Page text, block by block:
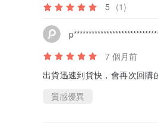
1.本產品不含耳機。
2.商品因拍攝角度及光線易
3.請勿以外力或尖銳物品破壞
4.一年非人為損壞保固。
5 (1)
7 個月前
出貨迅速到貨快，會再次回購
質感優異